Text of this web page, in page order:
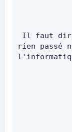
rien passé